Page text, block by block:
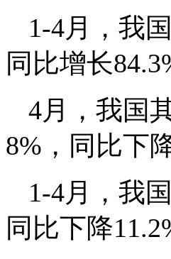
1-4月，我
同比增长
4月，我国
8%，同比下
1-4月，我
同比下降